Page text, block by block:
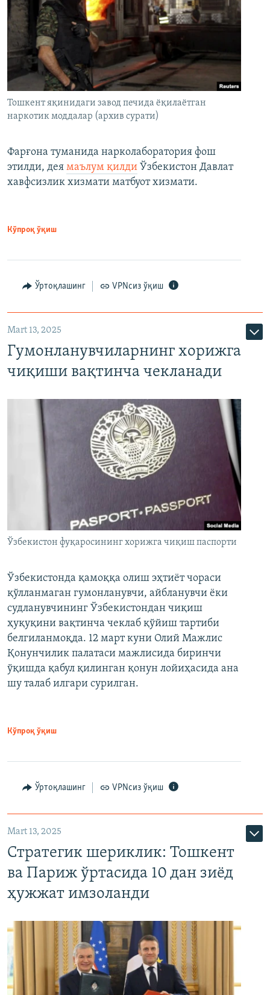
Тошкент яқинидаги завод печида ёқилаётган
наркотик моддалар (архив сурати)
Фарғона туманида нарколаборатория фош
этилди, дея маълум қилди Ўзбекистон Давлат
хавфсизлик хизмати матбуот хизмати.
Кўпроқ ўқиш
Ўртоқлашинг VPNсиз ўқиш
Mart 13, 2025
Гумонланувчиларнинг хорижга
чиқиши вақтинча чекланади
Ўзбекистон фуқаросининг хорижга чиқиш паспорти
Ўзбекистонда қамоққа олиш эҳтиёт чораси
қўлланмаган гумонланувчи, айбланувчи ёки
судланувчининг Ўзбекистондан чиқиш
ҳуқуқини вақтинча чеклаб қўйиш тартиби
белгиланмоқда. 12 март куни Олий Мажлис
Қонунчилик палатаси мажлисида биринчи
ўқишда қабул қилинган қонун лойиҳасида ана
шу талаб илгари сурилган.
Кўпроқ ўқиш
Ўртоқлашинг VPNсиз ўқиш
Mart 13, 2025
Стратегик шериклик: Тошкент
ва Париж ўртасида 10 дан зиёд
ҳужжат имзоланди